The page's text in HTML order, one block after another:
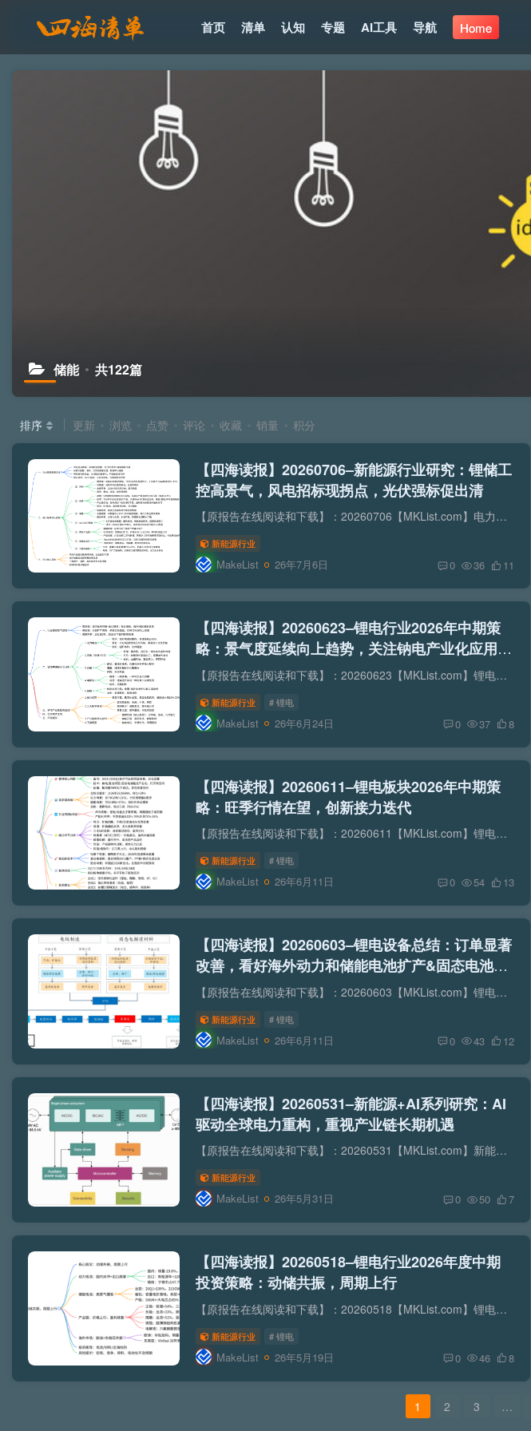
首页 清单 认知 专题 AI工具 导航 Home
储能 共122篇
排序 更新 浏览 点赞 评论 收藏 销量 积分
【四海读报】20260706–新能源行业研究：锂储工
控高景气，风电招标现拐点，光伏强标促出清
【原报告在线阅读和下载】：20260706【MKList.com】电力设备与新能源行业研究：锂储工控高景气，风电招标现拐点，光伏强标促出清 | 四海读报【迅雷&夸克批量下载】：四海读报网研究报告网盘...
新能源行业
MakeList 26年7月6日 0 36 11
【四海读报】20260623–锂电行业2026年中期策
略：景气度延续向上趋势，关注钠电产业化应用机
遇
【原报告在线阅读和下载】：20260623【MKList.com】锂电行业2026年中期策略：景气度延续向上趋势，关注钠电产业化应用机遇 | 四海读报【迅雷&夸克批量下载】：四海读报网研究报告网盘批量下...
新能源行业 # 锂电
MakeList 26年6月24日 0 37 8
【四海读报】20260611–锂电板块2026年中期策
略：旺季行情在望，创新接力迭代
【原报告在线阅读和下载】：20260611【MKList.com】锂电板块2026年中期策略：旺季行情在望，创新接力迭代 | 四海读报【迅雷&夸克批量下载】：四海读报网研究报告网盘批量下载-资源清单社区-...
新能源行业 # 锂电
MakeList 26年6月11日 0 54 13
【四海读报】20260603–锂电设备总结：订单显著
改善，看好海外动力和储能电池扩产&固态电池0-1
产业化加速
【原报告在线阅读和下载】：20260603【MKList.com】锂电设备2025年报&2026年一季报总结：设备商业绩&订单显著改善，看好海外动力和储能电池扩产&固态电池0-1产业化加速 | 四海读报...
新能源行业 # 锂电
MakeList 26年6月11日 0 43 12
【四海读报】20260531–新能源+AI系列研究：AI
驱动全球电力重构，重视产业链长期机遇
【原报告在线阅读和下载】：20260531【MKList.com】新能源+AI系列研究：AI驱动全球电力重构，重视产业链长期机遇 | 四海读报【迅雷&夸克批量下载】：四海读报网研究报告网盘批量下载-资源清...
新能源行业
MakeList 26年5月31日 0 50 7
【四海读报】20260518–锂电行业2026年度中期
投资策略：动储共振，周期上行
【原报告在线阅读和下载】：20260518【MKList.com】锂电行业2026年度中期投资策略：动储共振，周期上行 | 四海读报【迅雷&夸克批量下载】：四海读报网研究报告网盘批量下载-资源清单社区-认...
新能源行业 # 锂电
MakeList 26年5月19日 0 46 8
1 2 3 …